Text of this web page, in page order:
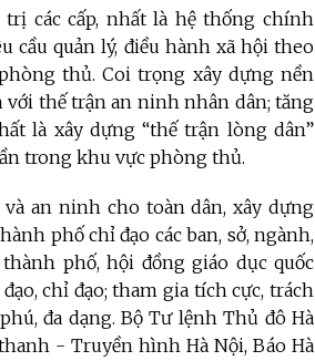
các cấp, nhất là hệ thống chính
cầu quản lý, điều hành xã hội theo
thủ. Coi trọng xây dựng nền
với thế trận an ninh nhân dân; tăng
là xây dựng “thế trận lòng dân”
trong khu vực phòng thủ.
an ninh cho toàn dân, xây dựng
phố chỉ đạo các ban, sở, ngành,
phố, hội đồng giáo dục quốc
chỉ đạo; tham gia tích cực, trách
đa dạng. Bộ Tư lệnh Thủ đô Hà
- Truyền hình Hà Nội, Báo Hà